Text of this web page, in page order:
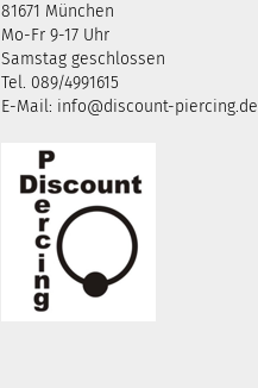
81671 München
Mo-Fr 9-17 Uhr
Samstag geschlossen
Tel. 089/4991615
E-Mail: info@discount-piercing.de